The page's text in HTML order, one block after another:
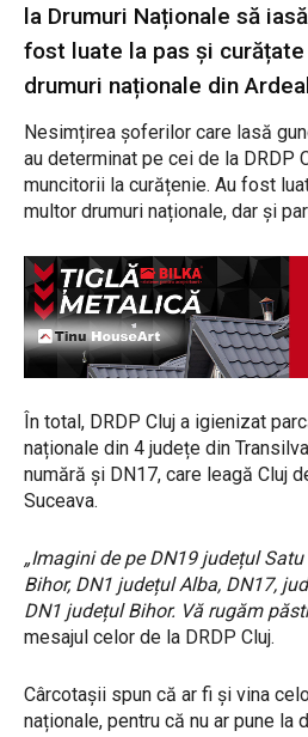
la Drumuri Naționale să
fost luate la pas și
drumuri naționale din
Nesimțirea șoferilor care lasă
au determinat pe cei de la DRDP
muncitorii la curățenie. Au fost
multor drumuri naționale, dar și
În total, DRDP Cluj a igienizat
naționale din 4 județe din
numără și DN17, care leagă Cluj
Suceava.
„Imagini de pe DN19 județul
Bihor, DN1 județul Alba, DN17,
DN1 județul Bihor. Vă rugăm
mesajul celor de la DRDP Cluj.
Cârcotașii spun că ar fi și vina
naționale, pentru că nu ar pune